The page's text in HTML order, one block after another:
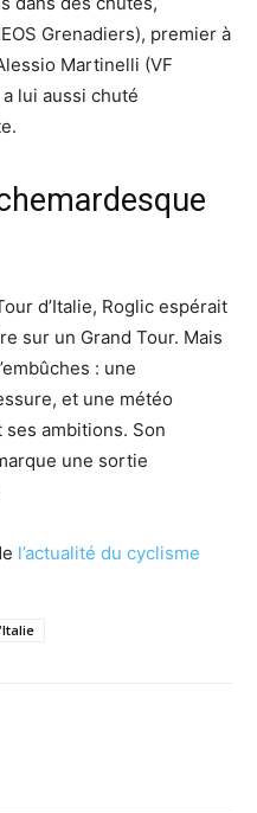
Grenadiers), premier à
Martinelli (VF
lui aussi chuté
d’Italie, Roglic espérait
sur un Grand Tour. Mais
: une
et une météo
ambitions. Son
une sortie
l’actualité du cyclisme